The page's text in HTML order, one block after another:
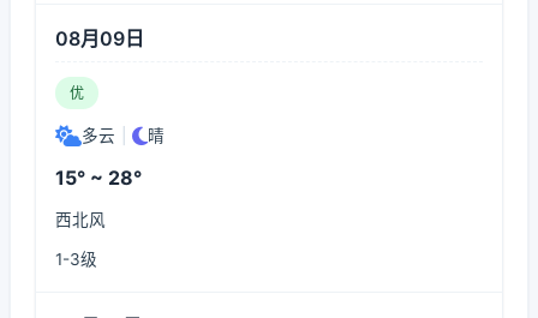
08月09日
优
多云 晴
15° ~ 28°
西北风
1-3级